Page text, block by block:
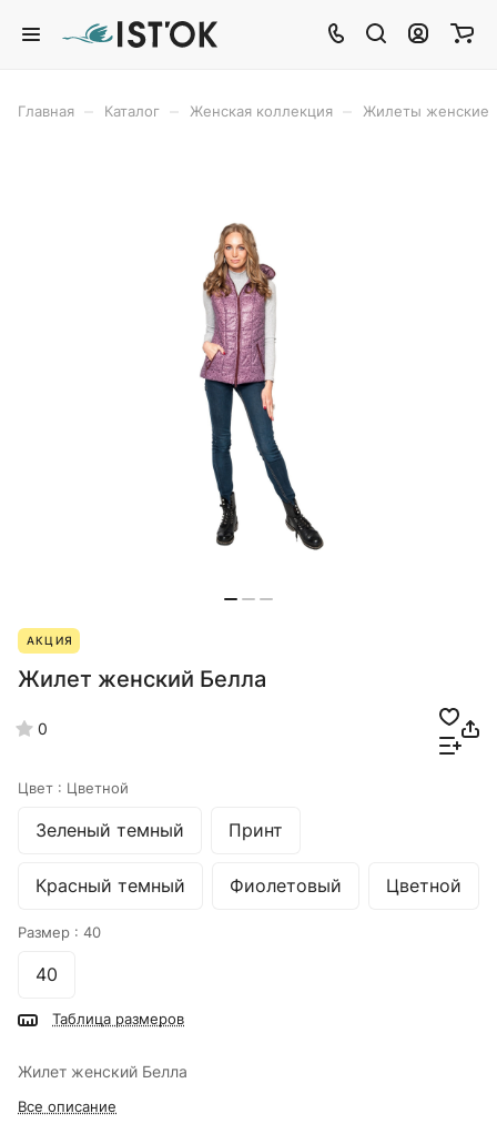
Главная Каталог Женская коллекция Жилеты женские
АКЦИЯ
Жилет женский Белла
0
Цвет : Цветной
Зеленый темный Принт
Красный темный Фиолетовый Цветной
Размер : 40
40
Таблица размеров
Жилет женский Белла
Все описание